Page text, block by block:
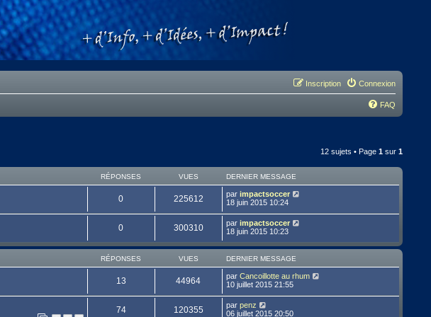
Connexion
Inscription
FAQ
12 sujets • Page 1sur 1
RÉPONSES VUES DERNIER MESSAGE
0 225612 par impactsoccer
18 juin 2015 10:24
0 300310 par impactsoccer
18 juin 2015 10:23
RÉPONSES VUES DERNIER MESSAGE
13 44964 par Cancoillotte au rhum
10 juillet 2015 21:55
74 120355 par penz
06 juillet 2015 20:50